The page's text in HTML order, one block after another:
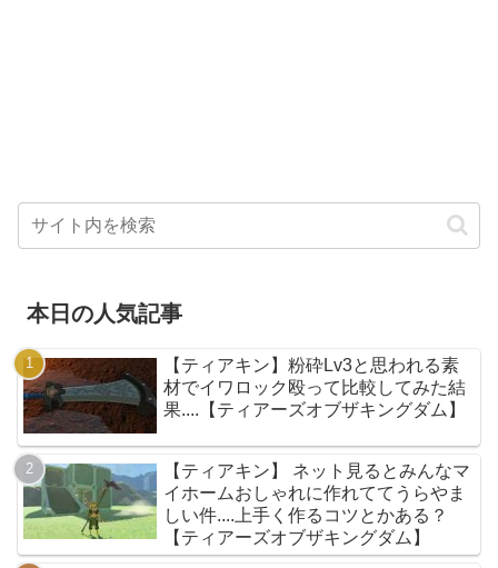
本日の人気記事
【ティアキン】粉砕Lv3と思われる素
材でイワロック殴って比較してみた結
果....【ティアーズオブザキングダム】
【ティアキン】 ネット見るとみんなマ
イホームおしゃれに作れててうらやま
しい件....上手く作るコツとかある？
【ティアーズオブザキングダム】